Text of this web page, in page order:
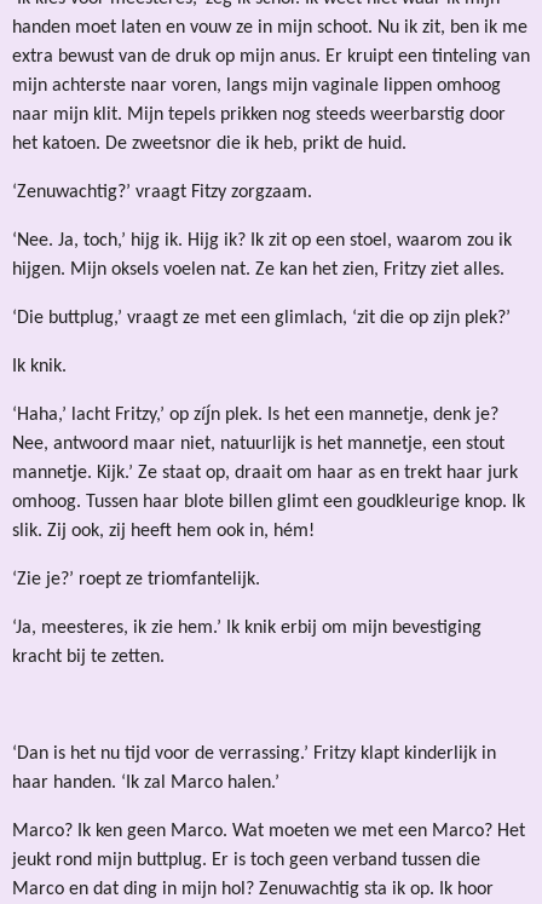
handen moet laten en vouw ze in mijn schoot. Nu ik zit, ben ik me
extra bewust van de druk op mijn anus. Er kruipt een tinteling van
mijn achterste naar voren, langs mijn vaginale lippen omhoog
naar mijn klit. Mijn tepels prikken nog steeds weerbarstig door
het katoen. De zweetsnor die ik heb, prikt de huid.
‘Zenuwachtig?’ vraagt Fitzy zorgzaam.
‘Nee. Ja, toch,’ hijg ik. Hijg ik? Ik zit op een stoel, waarom zou ik
hijgen. Mijn oksels voelen nat. Ze kan het zien, Fritzy ziet alles.
‘Die buttplug,’ vraagt ze met een glimlach, ‘zit die op zijn plek?’
Ik knik.
‘Haha,’ lacht Fritzy,’ op zíj́n plek. Is het een mannetje, denk je?
Nee, antwoord maar niet, natuurlijk is het mannetje, een stout
mannetje. Kijk.’ Ze staat op, draait om haar as en trekt haar jurk
omhoog. Tussen haar blote billen glimt een goudkleurige knop. Ik
slik. Zij ook, zij heeft hem ook in, hém!
‘Zie je?’ roept ze triomfantelijk.
‘Ja, meesteres, ik zie hem.’ Ik knik erbij om mijn bevestiging
kracht bij te zetten.
‘Dan is het nu tijd voor de verrassing.’ Fritzy klapt kinderlijk in
haar handen. ‘Ik zal Marco halen.’
Marco? Ik ken geen Marco. Wat moeten we met een Marco? Het
jeukt rond mijn buttplug. Er is toch geen verband tussen die
Marco en dat ding in mijn hol? Zenuwachtig sta ik op. Ik hoor